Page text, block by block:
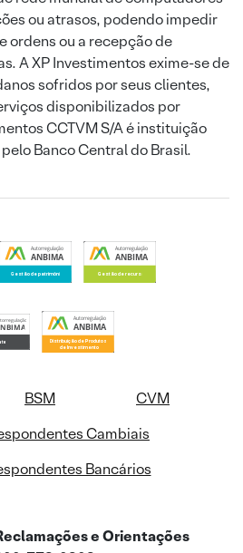
ou atrasos, podendo impedir
ordens ou a recepção de
A XP Investimentos exime-se de
sofridos por seus clientes,
disponibilizados por
CCTVM S/A é instituição
Banco Central do Brasil.
BSM
CVM
Cambiais
Bancários
e Orientações